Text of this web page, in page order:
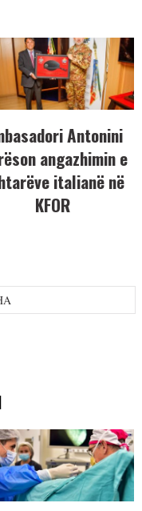
Antonini
angazhimin e
italianë në
KFOR